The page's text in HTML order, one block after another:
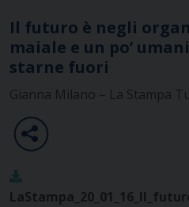
Il futuro è negli
maiale e un po’
starne fuori
Gianna Milano – La Stampa